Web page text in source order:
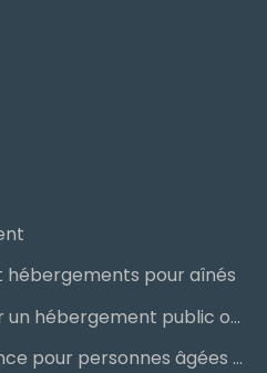
hébergements pour aînés
Les étapes pour trouver un hébergement public ou privé
Signer un bail en résidence pour personnes âgées (RPA) : ce qu’il faut savoir